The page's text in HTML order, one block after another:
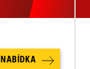
NABÍDKA